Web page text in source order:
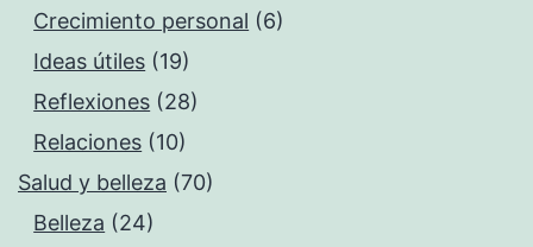
Crecimiento personal (6)
Ideas útiles (19)
Reflexiones (28)
Relaciones (10)
Salud y belleza (70)
Belleza (24)